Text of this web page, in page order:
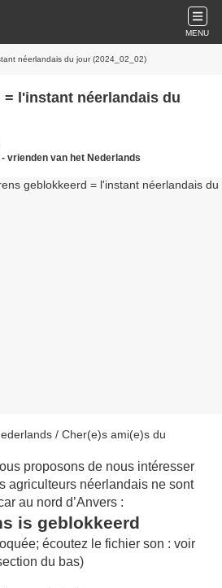
MENU
néerlandais du jour (2024_02_02)
l'instant néerlandais du
vrienden van het Nederlands
/ Cher(e)s ami(e)s du
proposons de nous intéresser
agriculteurs néerlandais ne sont
au nord d’Anvers :
is geblokkeerd
écoutez le fichier son : voir
du bas)